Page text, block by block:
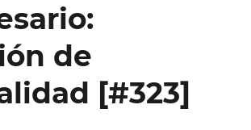
de
[#323]